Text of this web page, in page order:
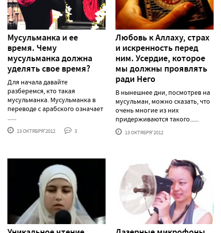
Мусульманка и ее
время. Чему
мусульманка должна
уделять свое время?
Для начала давайте
разберемся, кто такая
мусульманка. Мусульманка в
переводе с арабского означает
......
13 ОКТЯБРЯ'2012 3
Любовь к Аллаху, страх
и искренность перед
ним. Усердие, которое
мы должны проявлять
ради Него
В нынешнее дни, посмотрев на
мусульман, можно сказать, что
очень многие из них
придерживаются такого......
13 ОКТЯБРЯ'2012